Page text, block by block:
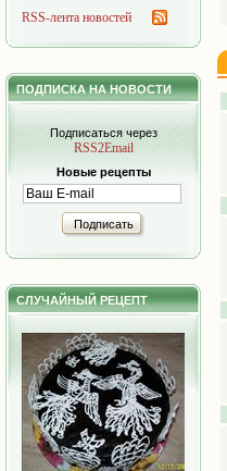
RSS-лента новостей
ПОДПИСКА НА НОВОСТИ
Подписаться через
RSS2Email
Новые рецепты
Подписать
СЛУЧАЙНЫЙ РЕЦЕПТ